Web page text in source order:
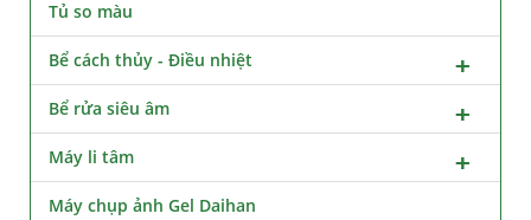
Tủ so màu
Bể cách thủy - Điều nhiệt
Bể rửa siêu âm
Máy li tâm
Máy chụp ảnh Gel Daihan